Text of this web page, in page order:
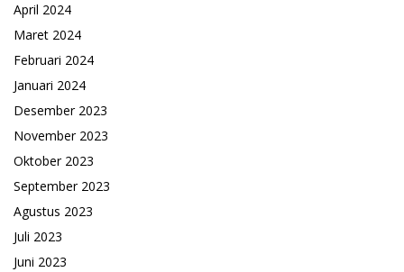
April 2024
Maret 2024
Februari 2024
Januari 2024
Desember 2023
November 2023
Oktober 2023
September 2023
Agustus 2023
Juli 2023
Juni 2023